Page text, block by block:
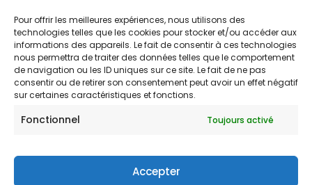
Pour offrir les meilleures expériences, nous utilisons des
technologies telles que les cookies pour stocker et/ou accéder aux
informations des appareils. Le fait de consentir à ces technologies
nous permettra de traiter des données telles que le comportement
de navigation ou les ID uniques sur ce site. Le fait de ne pas
consentir ou de retirer son consentement peut avoir un effet négatif
sur certaines caractéristiques et fonctions.
Fonctionnel Toujours activé
Accepter
1 2 3 Suivant
Mentions légales